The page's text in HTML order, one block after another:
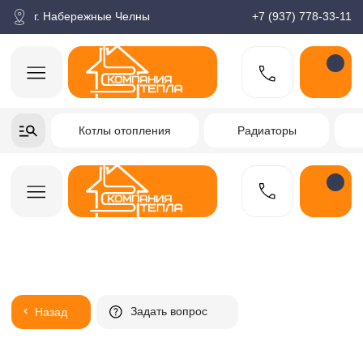
г. Набережные Челны
Котлы отопления Радиаторы Водонагреватели
+7-937-778-33-11